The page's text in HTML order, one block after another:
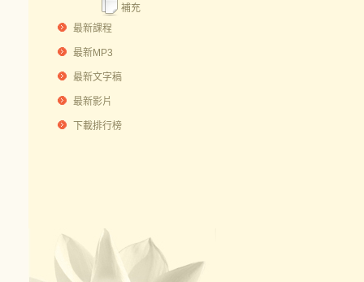
補充
最新課程
最新MP3
最新文字稿
最新影片
下載排行榜